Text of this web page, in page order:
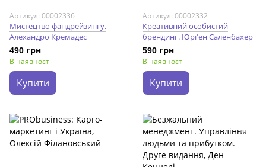
Артикул: 00002336
Мистецтво фандрейзингу.
Алехандро Кремадес
490 грн
В наявності
Купити
Артикул: 00002332
Креативний особистий
брендинг. Юрґен Саленбахер
590 грн
В наявності
Купити